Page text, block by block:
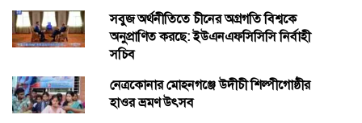
সবুজ অর্থনীতিতে চীনের অগ্রগতি বিশ্বকে
অনুপ্রাণিত করছে: ইউএনএফসিসিসি নির্বাহী
সচিব
নেত্রকোনার মোহনগঞ্জে উদীচী শিল্পীগোষ্ঠীর
হাওর ভ্রমণ উৎসব